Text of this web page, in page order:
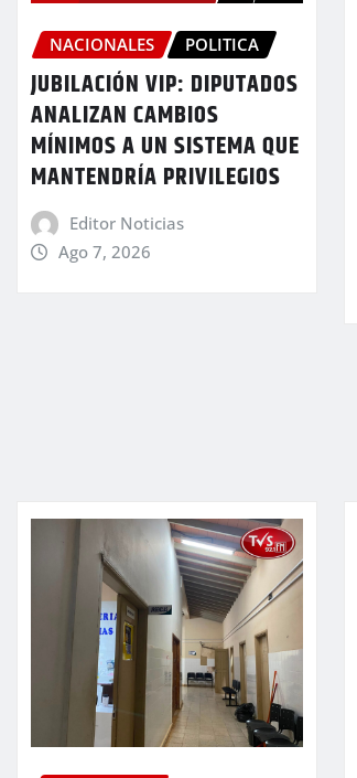
NACIONALES POLITICA
JUBILACIÓN VIP: DIPUTADOS
ANALIZAN CAMBIOS
MÍNIMOS A UN SISTEMA QUE
MANTENDRÍA PRIVILEGIOS
Editor Noticias
Ago 7, 2026